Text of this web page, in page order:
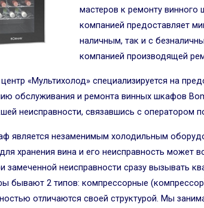
мастеров к ремонту
компанией предоставляет
наличным, так и с
компанией производящей
«Мультихолод» специализируется на
обслуживания и ремонта винных шкафов
неисправности, связавшись с оператором
является незаменимым холодильным
хранения вина и его неисправность может
замеченной неисправности сразу вызывать
бывают 2 типов: компрессорные
отличаются своей структурой. Мы